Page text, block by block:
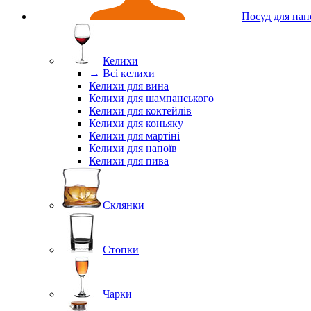
Посуд для
Келихи
→ Всі келихи
Келихи для вина
Келихи для шампанського
Келихи для коктейлів
Келихи для коньяку
Келихи для мартіні
Келихи для напоїв
Келихи для пива
Склянки
Стопки
Чарки